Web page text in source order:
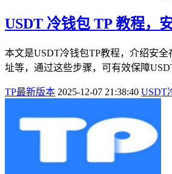
USDT 冷钱包 TP 教程，
本文是USDT冷钱包TP教程，介绍安
址等，通过这些步骤，可有效保障
TP最新版本 2025-12-07 21:38:40 USDT